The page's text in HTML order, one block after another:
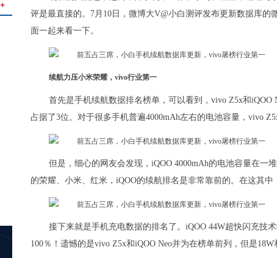
＋
评是最直接的。7月10日，微博大V@小白测评发布更新数据库的
面一起来看一下。
续航力压小米荣耀，vivo行业第一
首先是手机续航数据排名榜单，可以看到，vivo Z5x和
占据了3位。对于很多手机普遍4000mAh左右的电池容量，vivo
但是，细心的网友会发现，iQOO 4000mAh的电池容量在一
的荣耀、小米、红米，iQOO的续航排名是非常靠前的。在这其
接下来就是手机充电数据的排名了。iQOO 44W超快闪充技
100％！遗憾的是vivo Z5x和iQOO Neo并为在榜单前列，但是